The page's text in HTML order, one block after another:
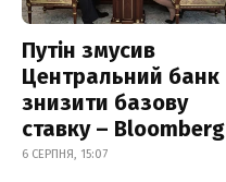
Путін змусив
Центральний банк
знизити базову
ставку – Bloomberg
6 СЕРПНЯ, 15:07